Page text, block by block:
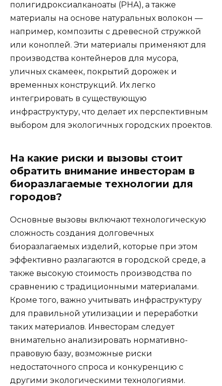
полигидроксиалканоаты (PHA), а также
материалы на основе натуральных волокон —
например, композиты с древесной стружкой
или коноплей. Эти материалы применяют для
производства контейнеров для мусора,
уличных скамеек, покрытий дорожек и
временных конструкций. Их легко
интегрировать в существующую
инфраструктуру, что делает их перспективным
выбором для экологичных городских проектов.
На какие риски и вызовы стоит
обратить внимание инвесторам в
биоразлагаемые технологии для
городов?
Основные вызовы включают технологическую
сложность создания долговечных
биоразлагаемых изделий, которые при этом
эффективно разлагаются в городской среде, а
также высокую стоимость производства по
сравнению с традиционными материалами.
Кроме того, важно учитывать инфраструктуру
для правильной утилизации и переработки
таких материалов. Инвесторам следует
внимательно анализировать нормативно-
правовую базу, возможные риски
недостаточного спроса и конкуренцию с
другими экологическими технологиями.